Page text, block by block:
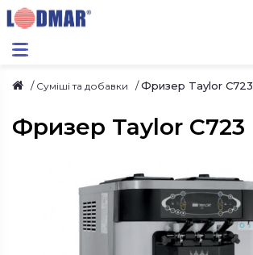
Суміші та добавки Фризер Taylor C723
Фризер Taylor C723